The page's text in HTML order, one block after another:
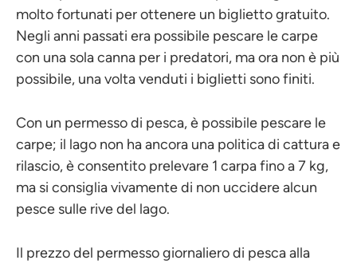
molto fortunati per ottenere un biglietto gratuito.
Negli anni passati era possibile pescare le carpe
con una sola canna per i predatori, ma ora non è più
possibile, una volta venduti i biglietti sono finiti.
Con un permesso di pesca, è possibile pescare le
carpe; il lago non ha ancora una politica di cattura e
rilascio, è consentito prelevare 1 carpa fino a 7 kg,
ma si consiglia vivamente di non uccidere alcun
pesce sulle rive del lago.
Il prezzo del permesso giornaliero di pesca alla